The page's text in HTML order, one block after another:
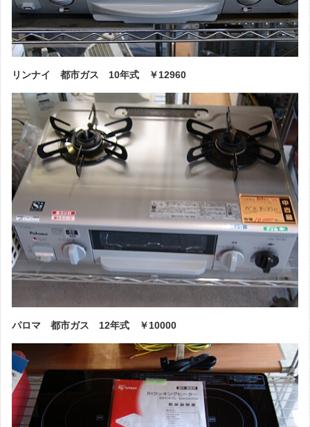
リンナイ 都市ガス 10年式 ￥12960
パロマ 都市ガス 12年式 ￥10000